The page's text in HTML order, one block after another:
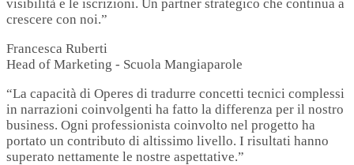
visibilità e le iscrizioni. Un partner strategico che continua a
crescere con noi.”
Francesca Ruberti
Head of Marketing - Scuola Mangiaparole
“La capacità di Operes di tradurre concetti tecnici complessi
in narrazioni coinvolgenti ha fatto la differenza per il nostro
business. Ogni professionista coinvolto nel progetto ha
portato un contributo di altissimo livello. I risultati hanno
superato nettamente le nostre aspettative.”